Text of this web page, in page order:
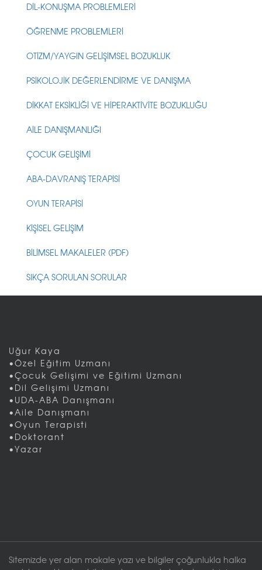
DİL-KONUŞMA PROBLEMLERİ
ÖĞRENME PROBLEMLERİ
OTİZM/YAYGIN GELİŞİMSEL BOZUKLUK
PSİKOLOJİK DEĞERLENDİRME VE DANIŞMA
DİKKAT EKSİKLİĞİ VE HİPERAKTİVİTE BOZUKLUĞU
AİLE DANIŞMANLIĞI
ÇOCUK GELİŞİMİ
ABA-DAVRANIŞ TERAPİSİ
OYUN TERAPİSİ
KİŞİSEL GELİŞİM
BİLİMSEL MAKALELER (PDF)
SIKÇA SORULAN SORULAR
Uğur Kaya
•Özel Eğitim Uzmanı
•Çocuk Gelişimi ve Eğitimi Uzmanı
•Dil Gelişimi Uzmanı
•UDA-ABA Danışmanı
•Aile Danışmanı
•Oyun Terapisti
•Doktorant
•Yazar
Sitemizde yer alan makale yazı ve bilgiler çoğunlukla halka